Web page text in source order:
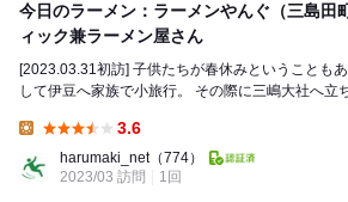
今日のラーメン：ラーメンやんぐ（三島田
ィック兼ラーメン屋さん
[2023.03.31初訪] 子供たちが春休みということもあり、月末に有給を取得
して伊豆へ家族で小旅行。 その際に三嶋大社へ立ち寄った際、昼食に
3.6
harumaki_net （774）
2023/03 訪問
1回